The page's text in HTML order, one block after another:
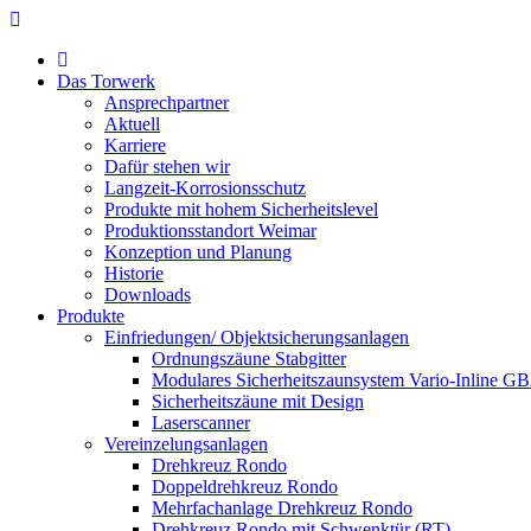
Das Torwerk
Ansprechpartner
Aktuell
Karriere
Dafür stehen wir
Langzeit-Korrosionsschutz
Produkte mit hohem Sicherheitslevel
Produktionsstandort Weimar
Konzeption und Planung
Historie
Downloads
Produkte
Einfriedungen/ Objektsicherungsanlagen
Ordnungszäune Stabgitter
Modulares Sicherheitszaunsystem Vario-Inline
Sicherheitszäune mit Design
Laserscanner
Vereinzelungsanlagen
Drehkreuz Rondo
Doppeldrehkreuz Rondo
Mehrfachanlage Drehkreuz Rondo